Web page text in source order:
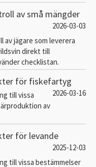
av små mängder
2026-03-03
av jägare som leverera
direkt till
checklistan.
för fiskefartyg
2026-03-16
till vissa
av
för levande
2025-12-03
till vissa bestämmelser